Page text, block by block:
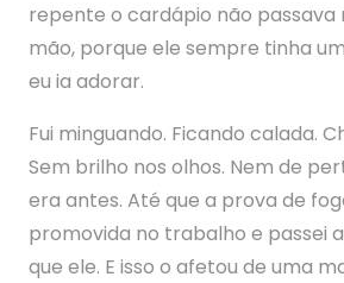
repente o cardápio não passava
mão, porque ele sempre tinha
eu ia adorar.
Fui minguando. Ficando calada.
Sem brilho nos olhos. Nem de
era antes. Até que a prova de
promovida no trabalho e passei
que ele. E isso o afetou de uma